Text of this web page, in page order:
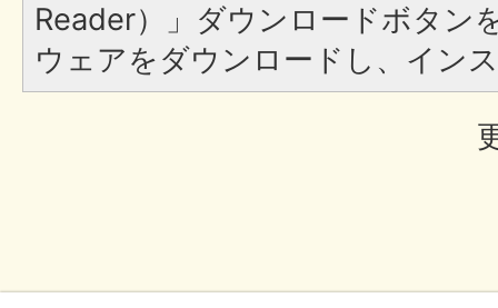
Reader）」ダウンロードボタン
ウェアをダウンロードし、イン